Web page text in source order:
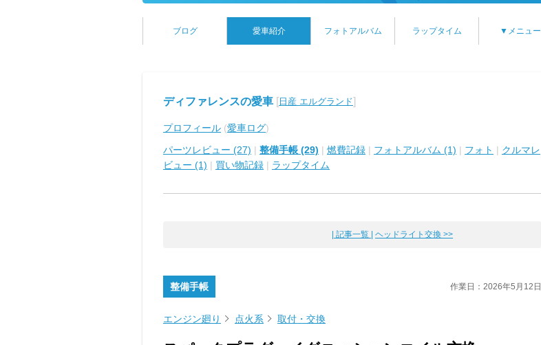
ブログ 愛車紹介 フォトアルバム ラップタイム ▼メニュー
ディファレンスの愛車 [ 日産 エルグランド]
プロフィール (愛車ログ)
パーツレビュー (27) | 整備手帳 (29) | 燃費記録 | フォトアルバム (1) | フォト | クルマレ
ビュー (1) | 買い物記録 | ラップタイム
| 記事一覧 | ヘッドライト交換 >>
整備手帳 作業日：2026年5月12日
エンジン廻り 点火系 取付・交換